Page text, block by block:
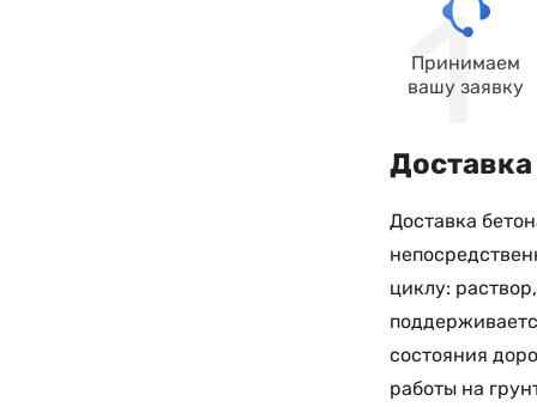
Принимаем
вашу заявку
Доставка
Доставка
циклу:
состояния
работы на